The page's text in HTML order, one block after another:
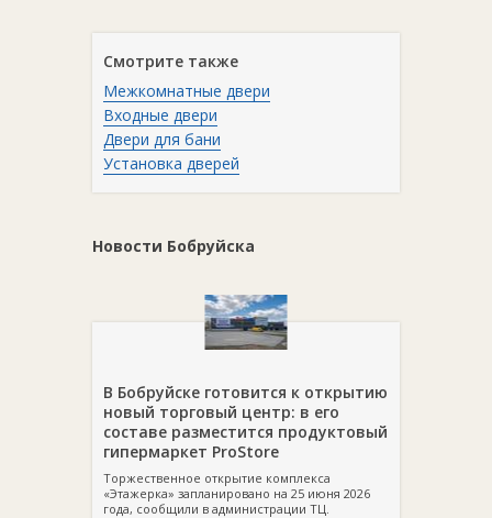
Смотрите также
Межкомнатные двери
Входные двери
Двери для бани
Установка дверей
Новости Бобруйска
В Бобруйске готовится к открытию
новый торговый центр: в его
составе разместится продуктовый
гипермаркет ProStore
Торжественное открытие комплекса
«Этажерка» запланировано на 25 июня 2026
года, сообщили в администрации ТЦ.